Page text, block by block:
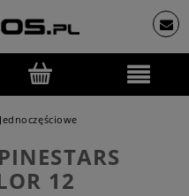
Jednoczęściowe
12